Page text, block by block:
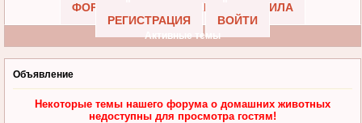
ФОРУМ УЧАСТНИКИ
ПРАВИЛА
РЕГИСТРАЦИЯ
ВОЙТИ
Активные темы
Объявление
Некоторые темы нашего форума о домашних животных
недоступны для просмотра гостям!